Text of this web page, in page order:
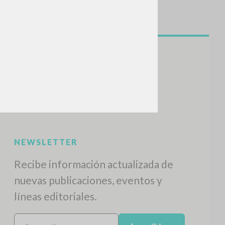
NEWSLETTER
Recibe información actualizada de
nuevas publicaciones, eventos y
líneas editoriales.